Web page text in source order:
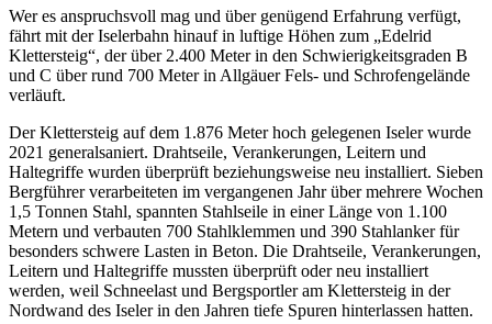
Wer es anspruchsvoll mag und über genügend Erfahrung verfügt,
fährt mit der Iselerbahn hinauf in luftige Höhen zum „Edelrid
Klettersteig“, der über 2.400 Meter in den Schwierigkeitsgraden B
und C über rund 700 Meter in Allgäuer Fels- und Schrofengelände
verläuft.
Der Klettersteig auf dem 1.876 Meter hoch gelegenen Iseler wurde
2021 generalsaniert. Drahtseile, Verankerungen, Leitern und
Haltegriffe wurden überprüft beziehungsweise neu installiert. Sieben
Bergführer verarbeiteten im vergangenen Jahr über mehrere Wochen
1,5 Tonnen Stahl, spannten Stahlseile in einer Länge von 1.100
Metern und verbauten 700 Stahlklemmen und 390 Stahlanker für
besonders schwere Lasten in Beton. Die Drahtseile, Verankerungen,
Leitern und Haltegriffe mussten überprüft oder neu installiert
werden, weil Schneelast und Bergsportler am Klettersteig in der
Nordwand des Iseler in den Jahren tiefe Spuren hinterlassen hatten.